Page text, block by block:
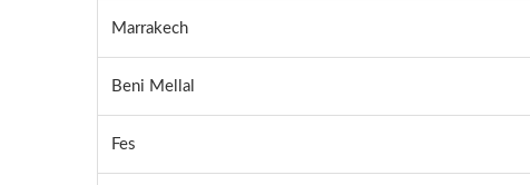
Marrakech
Beni Mellal
Fes